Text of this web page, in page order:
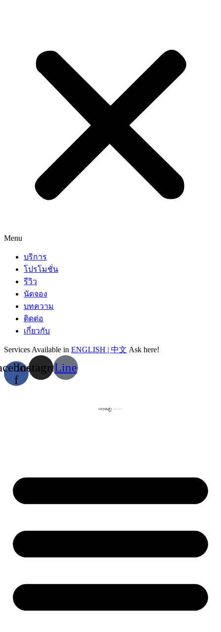
Menu
บริการ
โปรโมชั่น
รีวิว
นัดจอง
บทความ
ติดต่อ
เกี่ยวกับ
Services Available in ENGLISH | 中文 Ask here!
f
InstagramLine